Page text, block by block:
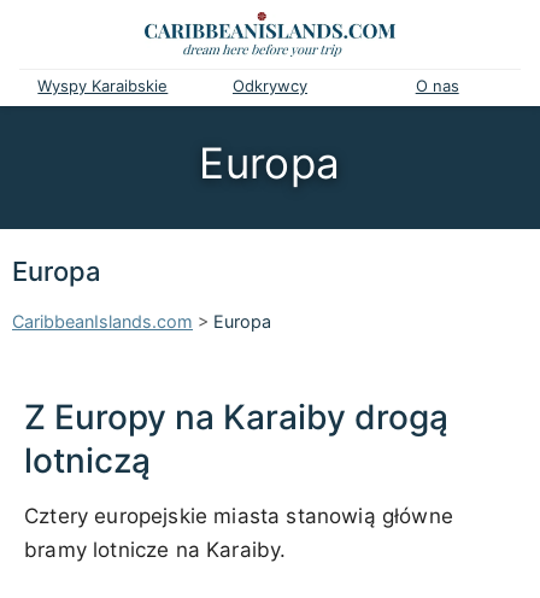
Wyspy Karaibskie Odkrywcy O nas
Europa
Europa
CaribbeanIslands.com > Europa
Z Europy na Karaiby drogą
lotniczą
Cztery europejskie miasta stanowią główne
bramy lotnicze na Karaiby.